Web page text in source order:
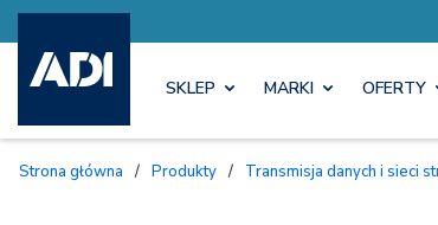
SKLEP MARKI OFERTY
Strona główna / Produkty / Transmisja danych i sieci